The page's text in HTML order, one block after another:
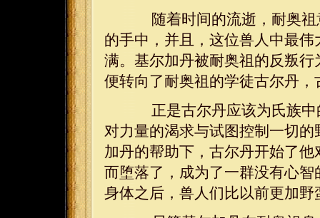
随着时间的流逝，耐奥祖
的手中，并且，这位兽人中最
满。基尔加丹被耐奥祖的反叛
便转向了耐奥祖的学徒古尔丹
正是古尔丹应该为氏族中
对力量的渴求与试图控制一切
加丹的帮助下，古尔丹开始了
而堕落了，成为了一群没有心
身体之后，兽人们比以前更加野